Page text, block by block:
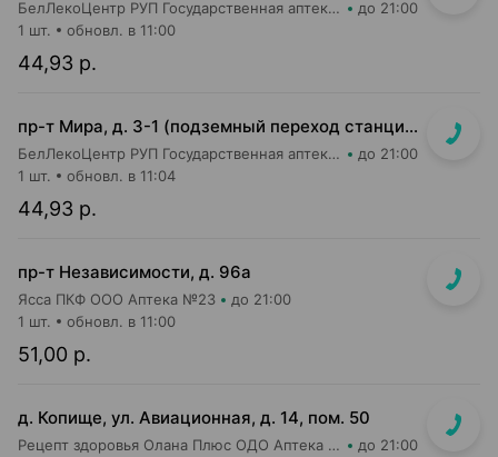
БелЛекоЦентр РУП Государственная аптека №10 до 21:00
44,93 р.
1 шт. обновл. в 11:00
пр-т Мира, д. 3-1 (подземный переход станции метро "Аэродромная")
БелЛекоЦентр РУП Государственная аптека №48 до 21:00
44,93 р.
1 шт. обновл. в 11:04
пр-т Независимости, д. 96а
Ясса ПКФ ООО Аптека №23 до 21:00
51,00 р.
1 шт. обновл. в 11:00
д. Копище, ул. Авиационная, д. 14, пом. 50
Рецепт здоровья Олана Плюс ОДО Аптека №5 до 21:00